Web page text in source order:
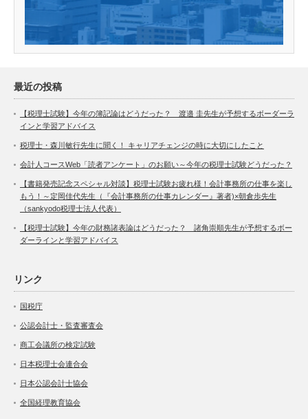
最近の投稿
【税理士試験】今年の簿記論はどうだった？ 渡邉 圭先生が予想するボーダーラ
インと学習アドバイス
税理士・森川敏行先生に聞く！ キャリアチェンジの時に大切にしたこと
会計人コースWeb「読者アンケート」のお願い～今年の税理士試験どうだった？
【書籍発売記念スペシャル対談】税理士試験お疲れ様！会計事務所の仕事を楽し
もう！～定岡佳代先生（『会計事務所の仕事カレンダー』著者)×朝倉歩先生
（sankyodo税理士法人代表）
【税理士試験】今年の財務諸表論はどうだった？ 諸角崇順先生が予想するボー
ダーラインと学習アドバイス
リンク
国税庁
公認会計士・監査審査会
商工会議所の検定試験
日本税理士会連合会
日本公認会計士協会
全国経理教育協会